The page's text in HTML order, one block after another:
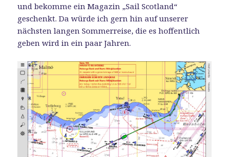
und bekomme ein Magazin „Sail Scotland“
geschenkt. Da würde ich gern hin auf unserer
nächsten langen Sommerreise, die es hoffentlich
geben wird in ein paar Jahren.